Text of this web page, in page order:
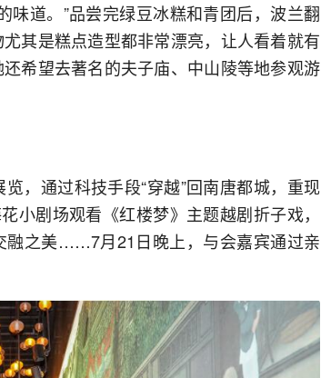
味道。”品尝完绿豆冰糕和青团后，波兰翻
其是糕点造型都非常漂亮，让人看着就有
希望去著名的夫子庙、中山陵等地参观游
，通过科技手段“穿越”回南唐都城，重现
小剧场观看《红楼梦》主题越剧折子戏，
融之美……7月21日晚上，与会嘉宾通过亲